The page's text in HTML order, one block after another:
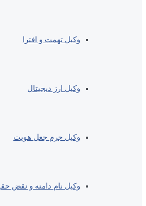
وکیل تهمت و افترا
وکیل ارز دیجیتال
وکیل جرم جعل هویت
وکیل نام دامنه و نقض